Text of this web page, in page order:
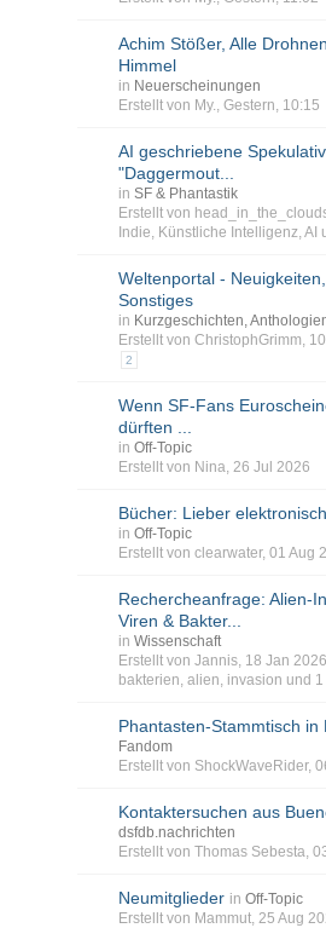
Achim Stößer, Alle
Himmel
in Neuerscheinungen
Erstellt von My., Gestern, 10:15
AI geschriebene
"Daggermout...
in SF & Phantastik
Erstellt von
Indie, Künstliche Intelligenz, AI
Weltenportal -
Sonstiges
in Kurzgeschichten,
Erstellt von ChristophGrimm,
2
Wenn SF-Fans
dürften ...
in Off-Topic
Erstellt von Nina, 26 Jul 2026
Bücher: Lieber
in Off-Topic
Erstellt von clearwater, 01 Aug
Rechercheanfrage: Alien-
Viren & Bakter...
in Wissenschaft
Erstellt von Jannis, 18 Jan
bakterien, alien, invasion und
Phantasten-Stammtisch in
Fandom
Erstellt von ShockWaveRider,
Kontaktersuchen aus
dsfdb.nachrichten
Erstellt von Thomas Sebesta,
Neumitglieder in Off-Topic
Erstellt von Mammut, 25 Aug